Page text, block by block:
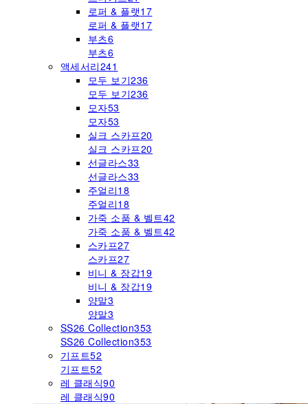
로퍼 & 플랫17
로퍼 & 플랫17
부츠6
부츠6
액세서리241
모두 보기236
모두 보기236
모자53
모자53
실크 스카프20
실크 스카프20
선글라스33
선글라스33
주얼리18
주얼리18
가죽 소품 & 벨트42
가죽 소품 & 벨트42
스카프27
스카프27
비니 & 장갑19
비니 & 장갑19
양말3
양말3
SS26 Collection353
SS26 Collection353
기프트52
기프트52
레 클래식90
레 클래식90